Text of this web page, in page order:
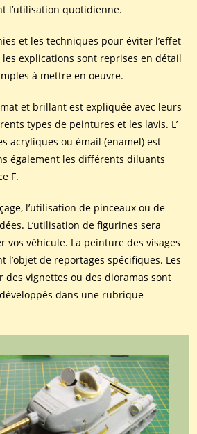
l’utilisation quotidienne.
et les techniques pour éviter l’effet
explications sont reprises en détail
à mettre en oeuvre.
et brillant est expliquée avec leurs
types de peintures et les lavis. L’
acryliques ou émail (enamel) est
également les différents diluants
F.
l’utilisation de pinceaux ou de
L’utilisation de figurines sera
vos véhicule. La peinture des visages
l’objet de reportages spécifiques. Les
des vignettes ou des dioramas sont
dans une rubrique